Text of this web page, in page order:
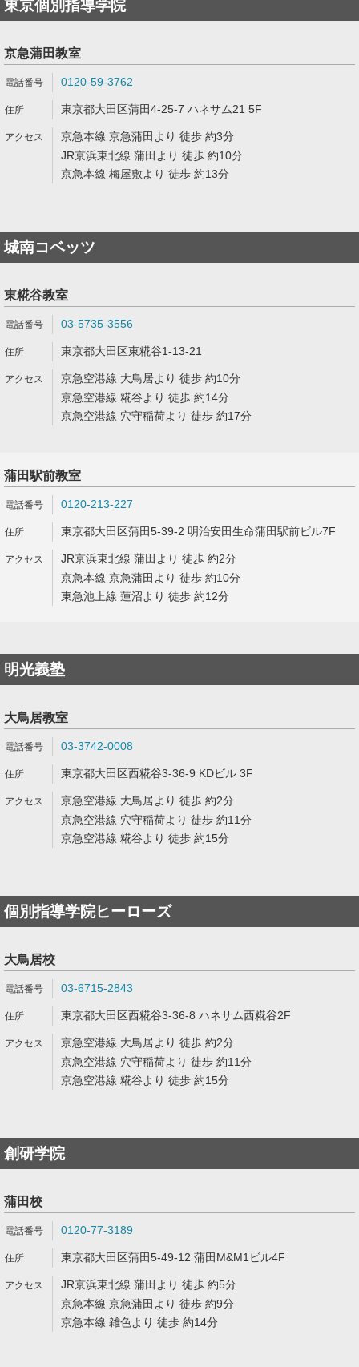
東京個別指導学院
京急蒲田教室
0120-59-3762
東京都大田区蒲田4-25-7 ハネサム21 5F
京急本線 京急蒲田より 徒歩 約3分
JR京浜東北線 蒲田より 徒歩 約10分
京急本線 梅屋敷より 徒歩 約13分
城南コベッツ
東糀谷教室
03-5735-3556
東京都大田区東糀谷1-13-21
京急空港線 大鳥居より 徒歩 約10分
京急空港線 糀谷より 徒歩 約14分
京急空港線 穴守稲荷より 徒歩 約17分
蒲田駅前教室
0120-213-227
東京都大田区蒲田5-39-2 明治安田生命蒲田駅前ビル7F
JR京浜東北線 蒲田より 徒歩 約2分
京急本線 京急蒲田より 徒歩 約10分
東急池上線 蓮沼より 徒歩 約12分
明光義塾
大鳥居教室
03-3742-0008
東京都大田区西糀谷3-36-9 KDビル 3F
京急空港線 大鳥居より 徒歩 約2分
京急空港線 穴守稲荷より 徒歩 約11分
京急空港線 糀谷より 徒歩 約15分
個別指導学院ヒーローズ
大鳥居校
03-6715-2843
東京都大田区西糀谷3-36-8 ハネサム西糀谷2F
京急空港線 大鳥居より 徒歩 約2分
京急空港線 穴守稲荷より 徒歩 約11分
京急空港線 糀谷より 徒歩 約15分
創研学院
蒲田校
0120-77-3189
東京都大田区蒲田5-49-12 蒲田M&M1ビル4F
JR京浜東北線 蒲田より 徒歩 約5分
京急本線 京急蒲田より 徒歩 約9分
京急本線 雑色より 徒歩 約14分